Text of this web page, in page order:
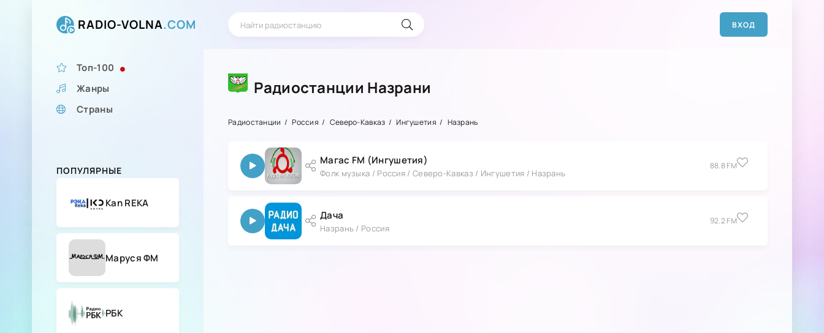
RADIO-VOLNA.COM ВХОД
Топ-100
Жанры
Страны
ПОПУЛЯРНЫЕ
Kan REKA
Маруся ФМ
РБК
Радиостанции Назрани
Радиостанции Россия Северо-Кавказ Ингушетия Назрань
Магас FM (Ингушетия)
Фолк музыка / Россия / Северо-Кавказ / Ингушетия / Назрань
88.8 FM
Дача
Назрань / Россия
92.2 FM